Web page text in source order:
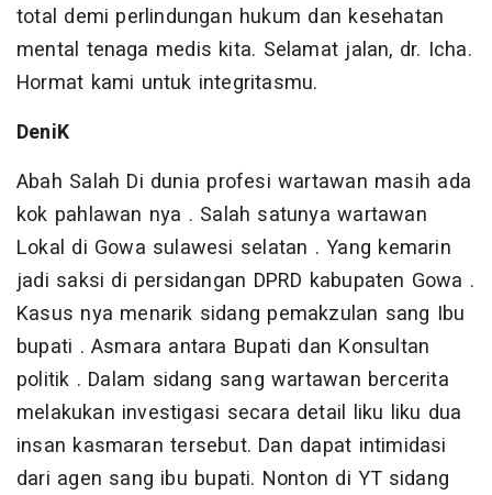
total demi perlindungan hukum dan kesehatan
mental tenaga medis kita. Selamat jalan, dr. Icha.
Hormat kami untuk integritasmu.
DeniK
Abah Salah Di dunia profesi wartawan masih ada
kok pahlawan nya . Salah satunya wartawan
Lokal di Gowa sulawesi selatan . Yang kemarin
jadi saksi di persidangan DPRD kabupaten Gowa .
Kasus nya menarik sidang pemakzulan sang Ibu
bupati . Asmara antara Bupati dan Konsultan
politik . Dalam sidang sang wartawan bercerita
melakukan investigasi secara detail liku liku dua
insan kasmaran tersebut. Dan dapat intimidasi
dari agen sang ibu bupati. Nonton di YT sidang